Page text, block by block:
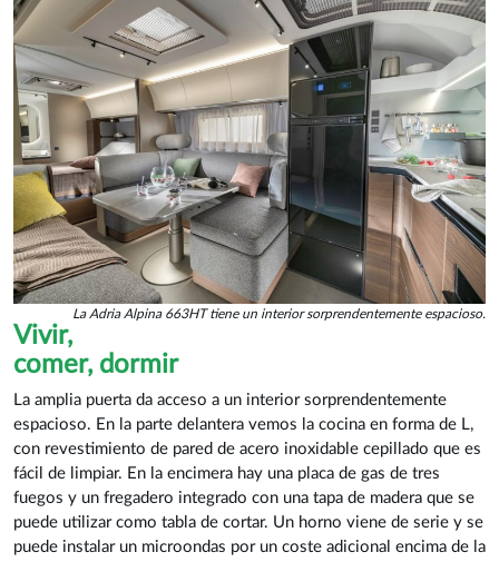
La Adria Alpina 663HT tiene un interior sorprendentemente espacioso.
Vivir,
comer, dormir
La amplia puerta da acceso a un interior sorprendentemente
espacioso. En la parte delantera vemos la cocina en forma de L,
con revestimiento de pared de acero inoxidable cepillado que es
fácil de limpiar. En la encimera hay una placa de gas de tres
fuegos y un fregadero integrado con una tapa de madera que se
puede utilizar como tabla de cortar. Un horno viene de serie y se
puede instalar un microondas por un coste adicional encima de la